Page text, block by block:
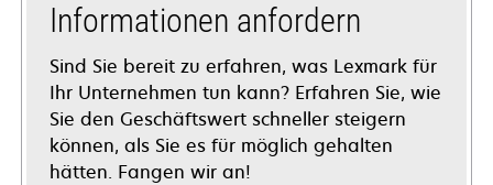
Informationen anfordern
Sind Sie bereit zu erfahren, was Lexmark für
Ihr Unternehmen tun kann? Erfahren Sie, wie
Sie den Geschäftswert schneller steigern
können, als Sie es für möglich gehalten
hätten. Fangen wir an!